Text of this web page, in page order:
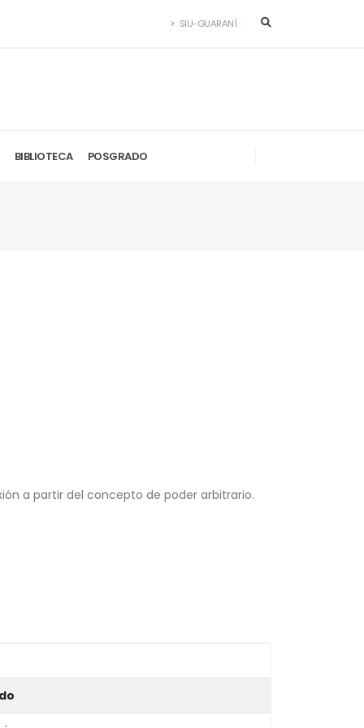
SIU-GUARANÍ
BIBLIOTECA POSGRADO
a partir del concepto de poder arbitrario.